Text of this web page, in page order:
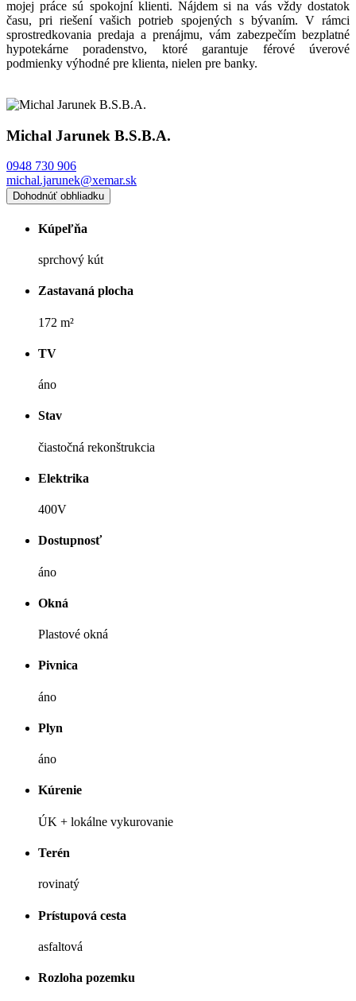
mojej práce sú spokojní klienti. Nájdem si na vás vždy dostatok
času, pri riešení vašich potrieb spojených s bývaním. V rámci
sprostredkovania predaja a prenájmu, vám zabezpečím bezplatné
hypotekárne poradenstvo, ktoré garantuje férové úverové
podmienky výhodné pre klienta, nielen pre banky.
Michal Jarunek B.S.B.A.
0948 730 906
michal.jarunek@xemar.sk
Dohodnúť obhliadku
Kúpeľňa
sprchový kút
Zastavaná plocha
172 m²
TV
áno
Stav
čiastočná rekonštrukcia
Elektrika
400V
Dostupnosť
áno
Okná
Plastové okná
Pivnica
áno
Plyn
áno
Kúrenie
ÚK + lokálne vykurovanie
Terén
rovinatý
Prístupová cesta
asfaltová
Rozloha pozemku